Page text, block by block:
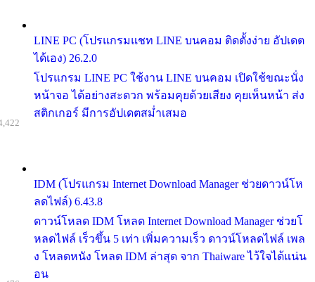
LINE PC (โปรแกรมแชท LINE บนคอม ติดตั้งง่าย อัปเดต
ได้เอง) 26.2.0
โปรแกรม LINE PC ใช้งาน LINE บนคอม เปิดใช้ขณะนั่ง
หน้าจอ ได้อย่างสะดวก พร้อมคุยด้วยเสียง คุยเห็นหน้า ส่ง
สติกเกอร์ มีการอัปเดตสม่ำเสมอ
IDM (โปรแกรม Internet Download Manager ช่วยดาวน์โห
ลดไฟล์) 6.43.8
ดาวน์โหลด IDM โหลด Internet Download Manager ช่วยโ
หลดไฟล์ เร็วขึ้น 5 เท่า เพิ่มความเร็ว ดาวน์โหลดไฟล์ เพล
ง โหลดหนัง โหลด IDM ล่าสุด จาก Thaiware ไว้ใจได้แน่น
อน